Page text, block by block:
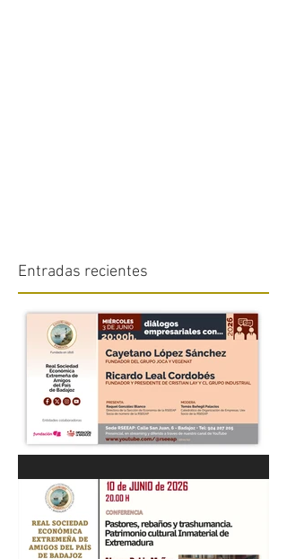
Entradas recientes
“DIÁLOGOS EMPRESARIALES
CON...” Cayetano López
Sánchez y Ricardo Leal